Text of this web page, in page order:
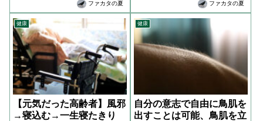
ファカタの夏 ファカタの夏
健康
【元気だった高齢者】風邪
→寝込む→一生寝たきり
健康
自分の意志で自由に鳥肌を
出すことは可能、鳥肌を立